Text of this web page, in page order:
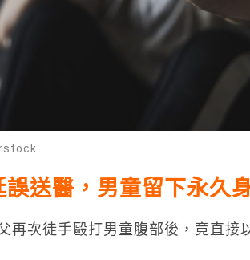
送醫，男童留下永久
再次徒手毆打男童腹部後，竟直接